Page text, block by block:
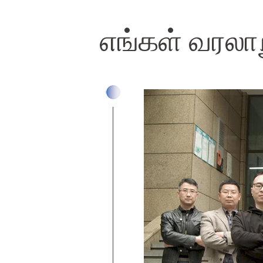
எங்கள்